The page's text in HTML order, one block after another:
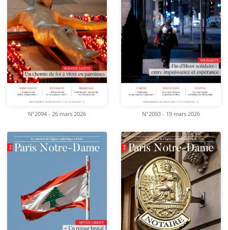
N°2094 - 26 mars 2026 N°2093 - 19 mars 2026